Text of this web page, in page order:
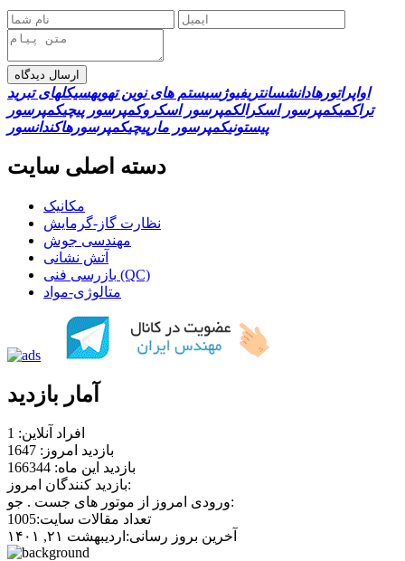
ارسال دیدگاه
اواپراتورهادانشسانتریفیوژسیستم های نوین تهویهسیکلهای تبرید
تراکمیکمپرسور اسکرالکمپرسور اسکروکمپرسور پیچیکمپرسور
پیستونیکمپرسور مارپیچیکمپرسورهاکندانسور
دسته اصلی سایت
مکانیک
نظارت گاز-گرمایش
مهندسی جوش
آتش نشانی
بازرسی فنی (QC)
متالوژی-مواد
آمار بازدید
افراد آنلاین: 1
بازدید امروز: 1647
بازدید این ماه: 166344
بازدید کنندگان امروز:
ورودی امروز از موتور های جست . جو:
تعداد مقالات سایت:1005
آخرین بروز رسانی:اردیبهشت ۲۱, ۱۴۰۱